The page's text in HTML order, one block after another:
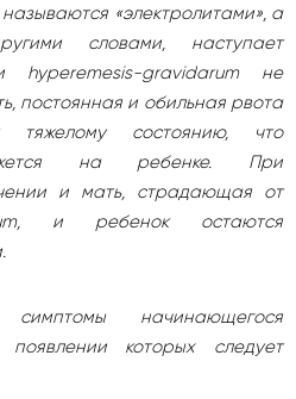
«электролитами», а
словами, наступает
hyperemesis-gravidarum не
постоянная и обильная рвота
состоянию, что
на ребенке. При
и мать, страдающая от
и ребенок остаются
начинающегося
которых следует